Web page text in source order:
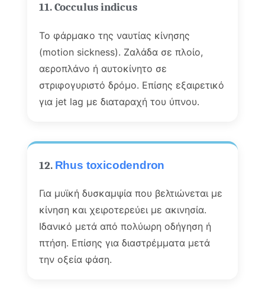
11. Cocculus indicus
Το φάρμακο της ναυτίας κίνησης
(motion sickness). Ζαλάδα σε πλοίο,
αεροπλάνο ή αυτοκίνητο σε
στριφογυριστό δρόμο. Επίσης εξαιρετικό
για jet lag με διαταραχή του ύπνου.
12. Rhus toxicodendron
Για μυϊκή δυσκαμψία που βελτιώνεται με
κίνηση και χειροτερεύει με ακινησία.
Ιδανικό μετά από πολύωρη οδήγηση ή
πτήση. Επίσης για διαστρέμματα μετά
την οξεία φάση.